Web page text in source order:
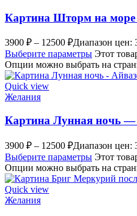
Картина Шторм на
3900 ₽ – 12500 ₽Диапазон цен:
Выберите параметры Этот
Опции можно выбрать на
Quick view
Желания
Картина Лунная ночь —
3900 ₽ – 12500 ₽Диапазон цен:
Выберите параметры Этот
Опции можно выбрать на
Quick view
Желания